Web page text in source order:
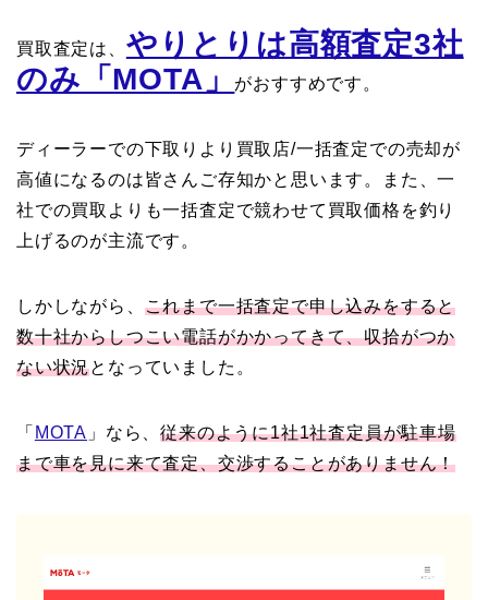
買取査定は、 やりとりは高額査定3社
のみ「MOTA」
がおすすめです。
ディーラーでの下取りより買取店/一括査定での売却が
高値になるのは皆さんご存知かと思います。また、一
社での買取よりも一括査定で競わせて買取価格を釣り
上げるのが主流です。
しかしながら、 これまで一括査定で申し込みをすると
数十社からしつこい電話がかかってきて、収拾がつか
ない状況となっていました。
「 MOTA 」なら、従来のように1社1社査定員が駐車場
まで車を見に来て査定、交渉することがありません！